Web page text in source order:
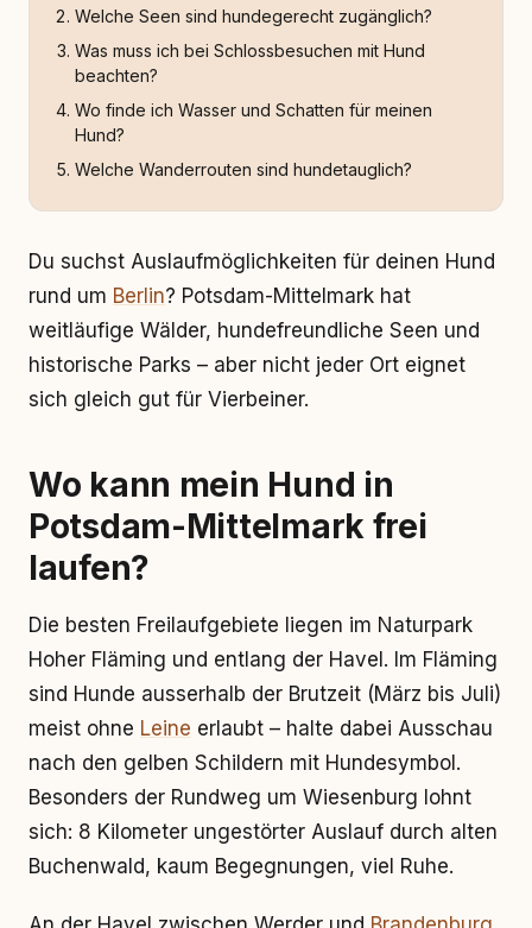
Welche Seen sind hundegerecht zugänglich?
Was muss ich bei Schlossbesuchen mit Hund
beachten?
Wo finde ich Wasser und Schatten für meinen
Hund?
Welche Wanderrouten sind hundetauglich?
Du suchst Auslaufmöglichkeiten für deinen Hund
rund um Berlin? Potsdam-Mittelmark hat
weitläufige Wälder, hundefreundliche Seen und
historische Parks – aber nicht jeder Ort eignet
sich gleich gut für Vierbeiner.
Wo kann mein Hund in
Potsdam-Mittelmark frei
laufen?
Die besten Freilaufgebiete liegen im Naturpark
Hoher Fläming und entlang der Havel. Im Fläming
sind Hunde ausserhalb der Brutzeit (März bis Juli)
meist ohne Leine erlaubt – halte dabei Ausschau
nach den gelben Schildern mit Hundesymbol.
Besonders der Rundweg um Wiesenburg lohnt
sich: 8 Kilometer ungestörter Auslauf durch alten
Buchenwald, kaum Begegnungen, viel Ruhe.